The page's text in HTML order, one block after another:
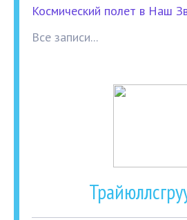
Космический полет в Наш
Все записи...